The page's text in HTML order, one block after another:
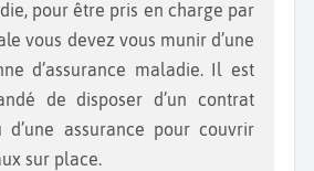
vous devez vous munir d’une
d’assurance maladie. Il est
de disposer d’un contrat
d’une assurance pour couvrir
sur place.